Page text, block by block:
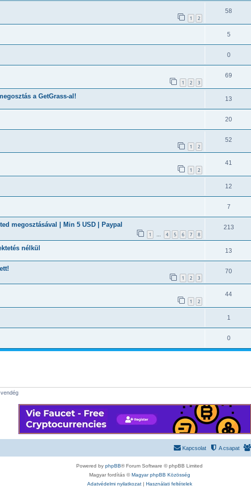
1 2
58
5
0
1 2 3
69
a GetGrass-al! 13
20
1 2
52
1 2
41
12
7
megosztásával | Min 5 USD | Paypal
1 … 4 5 6 7 8
213
nélkül 13
1 2 3
70
1 2
44
1
0
A csapat
Kapcsolat
Powered by phpBB® Forum Software © phpBB Limited
Magyar fordítás © Magyar phpBB Közösség
Adatvédelmi nyilatkozat| Használati feltételek